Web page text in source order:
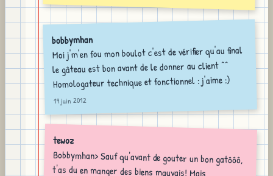
bobbymhan
Moi j'm'en fou mon boulot c'est de vérifier qu'au final
le gâteau est bon avant de le donner au client ^^
Homologateur technique et fonctionnel : j'aime :)
19 juin 2012
tewoz
Bobbymhan> Sauf qu'avant de gouter un bon gatôôô,
t'as du en manger des biens mauvais! Mais